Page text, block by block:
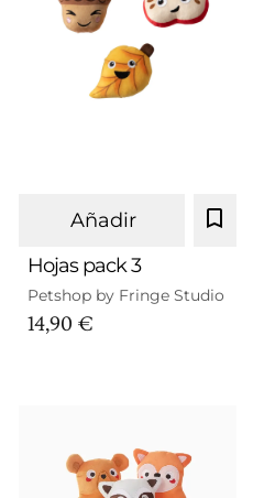
Añadir
Hojas pack 3
Petshop by Fringe Studio
14,90 €